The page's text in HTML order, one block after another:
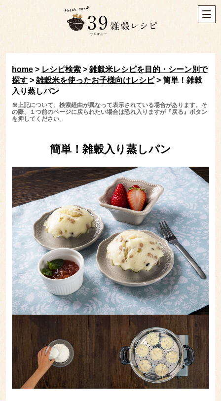
home> レシピ検索> 雑穀米レシピを目的・シーン別で
探す> 雑穀米を使ったお子様向けレシピ> 簡単！雑穀
入り蒸しパン
※上記について、検索経由が異なって表示されている場合があります。そ
の際、１つ前のページに戻られたい場合は恐れ入りますが『戻る』ボタン
を押してください。
簡単！雑穀入り蒸しパン